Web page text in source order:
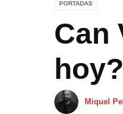
PORTADAS
Can
hoy?
Miquel